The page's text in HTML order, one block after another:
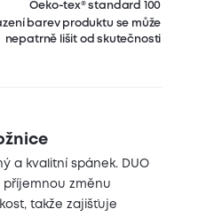
Oeko-tex® standard 100
barev produktu se může
nepatrně lišit od skutečnosti
a kvalitní spánek. DUO
změnu
takže zajišťuje